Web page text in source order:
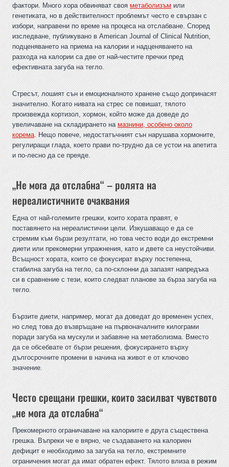
фактори. Много хора обвиняват своя метаболизъм или
генетиката, но в действителност проблемът често е свързан с
избори, направени по време на процеса на отслабване. Според
изследване, публикувано в American Journal of Clinical Nutrition,
подценяването на приема на калории и надценяването на
разхода на калории са две от най-честите пречки пред
ефективната загуба на тегло.
Стресът, лошият сън и емоционалното хранене също допринасят
значително. Когато нивата на стрес се повишат, тялото
произвежда кортизол, хормон, който може да доведе до
увеличаване на складирането намазнини, особено около
корема. Нещо повече, недостатъчният сън нарушава хормоните,
регулиращи глада, което прави по-трудно да се устои на апетита
и по-лесно да се преяде.
„Не мога да отслабна“ – ролята на
нереалистичните очаквания
Една от най-големите грешки, които хората правят, е
поставянето на нереалистични цели. Изкушаващо е да се
стремим към бързи резултати, но това често води до екстремни
диети или прекомерни упражнения, като и двете са неустойчиви.
Всъщност хората, които се фокусират върху постепенна,
стабилна загуба на тегло, са по-склонни да запазят напредъка
си в сравнение с тези, които следват планове за бърза загуба на
тегло.
Бързите диети, например, могат да доведат до временен успех,
но след това до възвръщане на първоначалните килограми
поради загуба на мускули и забавяне на метаболизма. Вместо
да се обсебвате от бързи решения, фокусирането върху
дългосрочните промени в начина на живот е от ключово
значение.
Често срещани грешки, които засилват чувството
„не мога да отслабна“
Прекомерното ограничаване на калориите е друга съществена
грешка. Въпреки че е вярно, че създаването на калориен
дефицит е необходимо за загуба на тегло, екстремните
ограничения могат да имат обратен ефект. Тялото влиза в режим